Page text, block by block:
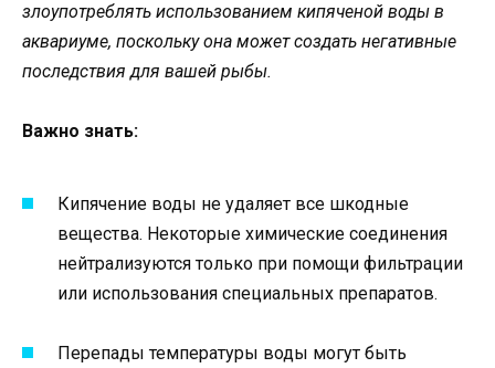
злоупотреблять использованием кипяченой воды в
аквариуме, поскольку она может создать негативные
последствия для вашей рыбы.
Важно знать:
Кипячение воды не удаляет все шкодные
вещества. Некоторые химические соединения
нейтрализуются только при помощи фильтрации
или использования специальных препаратов.
Перепады температуры воды могут быть